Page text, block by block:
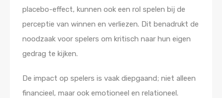
placebo-effect, kunnen ook een rol spelen bij de
perceptie van winnen en verliezen. Dit benadrukt de
noodzaak voor spelers om kritisch naar hun eigen
gedrag te kijken.
De impact op spelers is vaak diepgaand; niet alleen
financieel, maar ook emotioneel en relationeel.